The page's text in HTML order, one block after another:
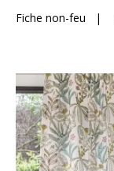
Fiche non-feu |